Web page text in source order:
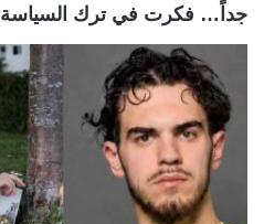
جداً… فكرت في ترك السياسة